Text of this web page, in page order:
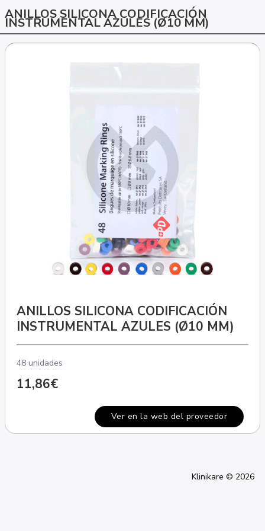
ANILLOS SILICONA CODIFICACIÓN
INSTRUMENTAL AZULES (Ø10 MM)
ANILLOS SILICONA CODIFICACIÓN
INSTRUMENTAL AZULES (Ø10 MM)
48 unidades
11,86€
Ver en la web del proveedor
Klinikare © 2026